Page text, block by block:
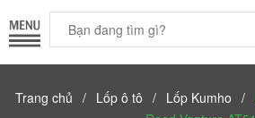
Trang chủ / Lốp ô tô / Lốp Kumho /